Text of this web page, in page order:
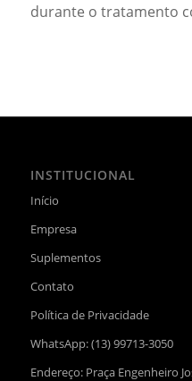
durante o tratamento
INSTITUCIONAL
Início
Empresa
Suplementos
Contato
Política de Privacidade
WhatsApp:(13) 99713-3050
Endereço: Praça Engenheiro